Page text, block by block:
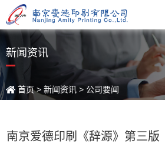
新闻资讯
首页> 新闻资讯 > 公司要闻
南京爱德印刷《辞源》第三版